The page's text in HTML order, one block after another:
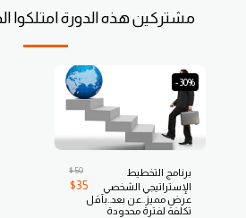
مشتركين هذه الدورة امتلكوا
-30%
برنامج التخطيط
الإستراتيجي الشخصي
$50
$35
عرض مميز..عن بعد..بأقل
تكلفة لفترة محدودة